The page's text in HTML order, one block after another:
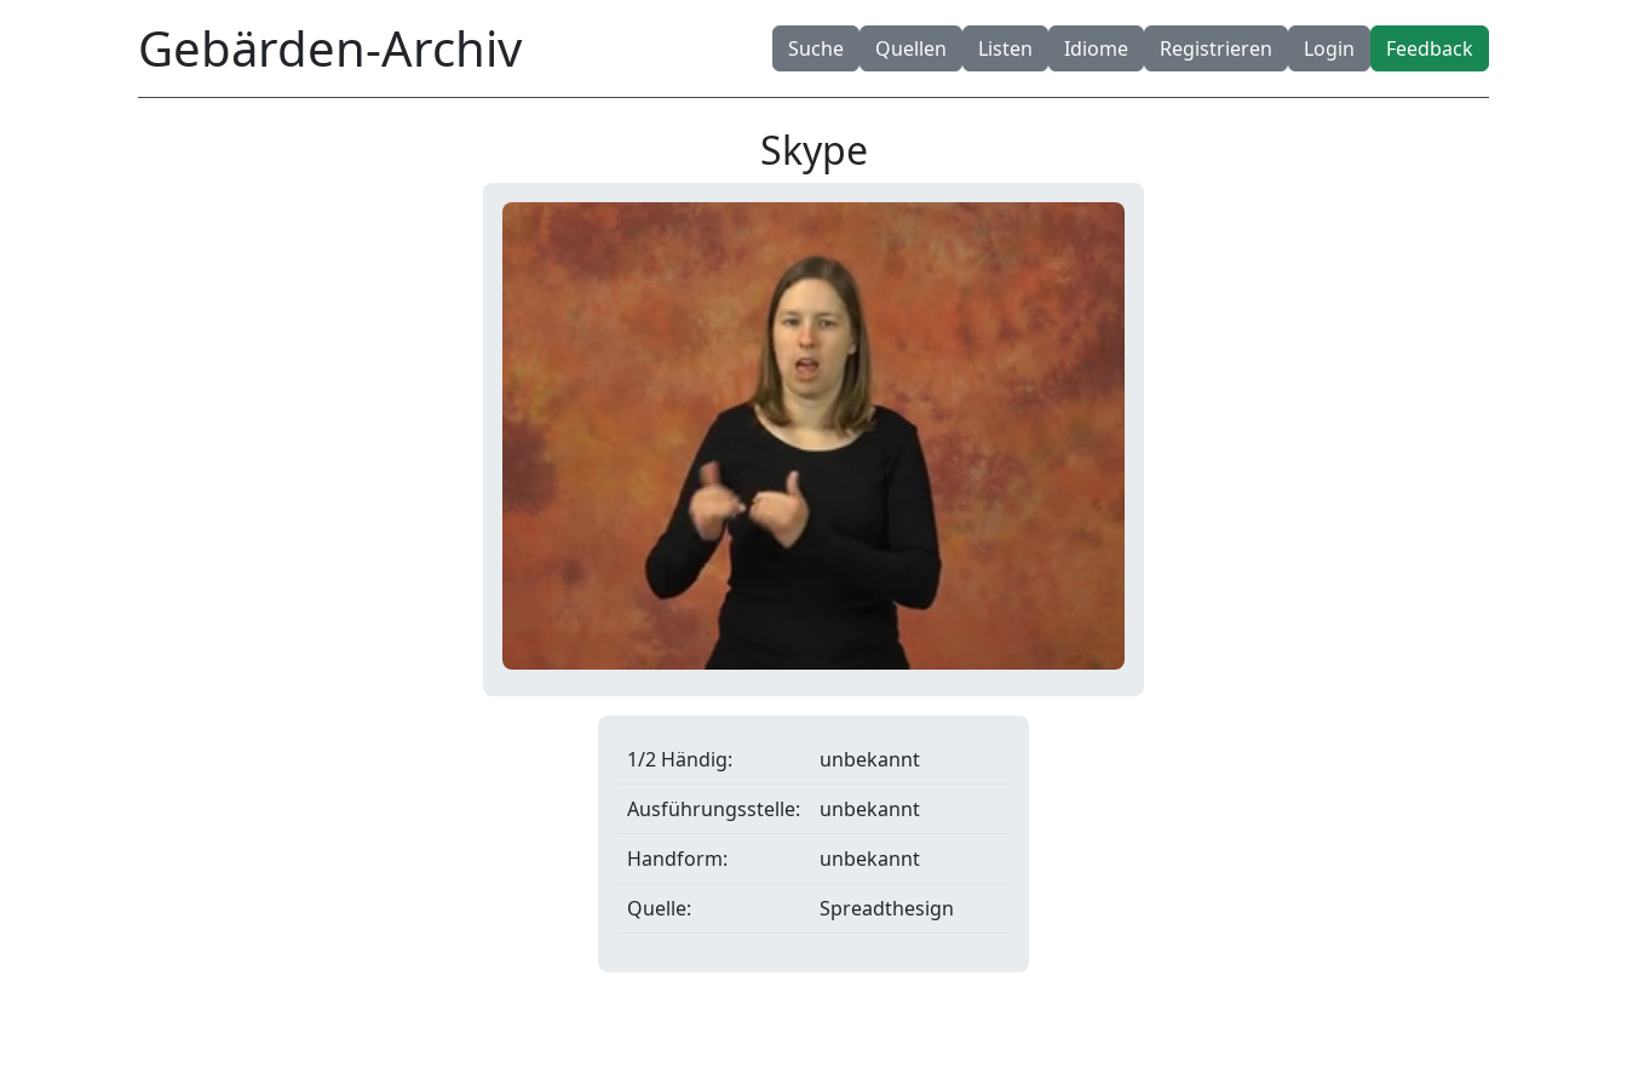
Gebärden-Archiv Suche Quellen Listen Idiome Registrieren Login Feedback
Skype
1/2 Händig:
unbekannt
Ausführungsstelle:
unbekannt
Handform:
unbekannt
Quelle:
Spreadthesign